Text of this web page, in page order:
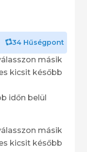
34 Hűségpont
másik
kicsit később
időn belül
másik
kicsit később